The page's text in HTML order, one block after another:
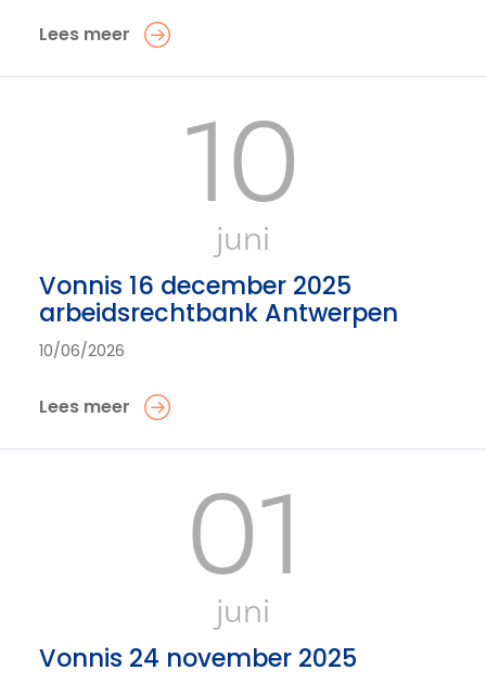
Lees meer
10
juni
Vonnis 16 december 2025
arbeidsrechtbank Antwerpen
10/06/2026
Lees meer
01
juni
Vonnis 24 november 2025